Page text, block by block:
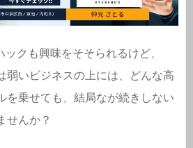
クも興味をそそられるけど、
弱いビジネスの上には、どんな高
を乗せても、結局なが続きしない
せんか？